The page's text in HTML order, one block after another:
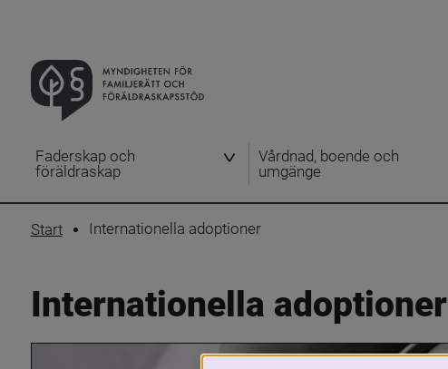
Faderskap och
föräldraskap
Vårdnad, boende och
umgänge
Start Internationella adoptioner
Internationella adoptioner